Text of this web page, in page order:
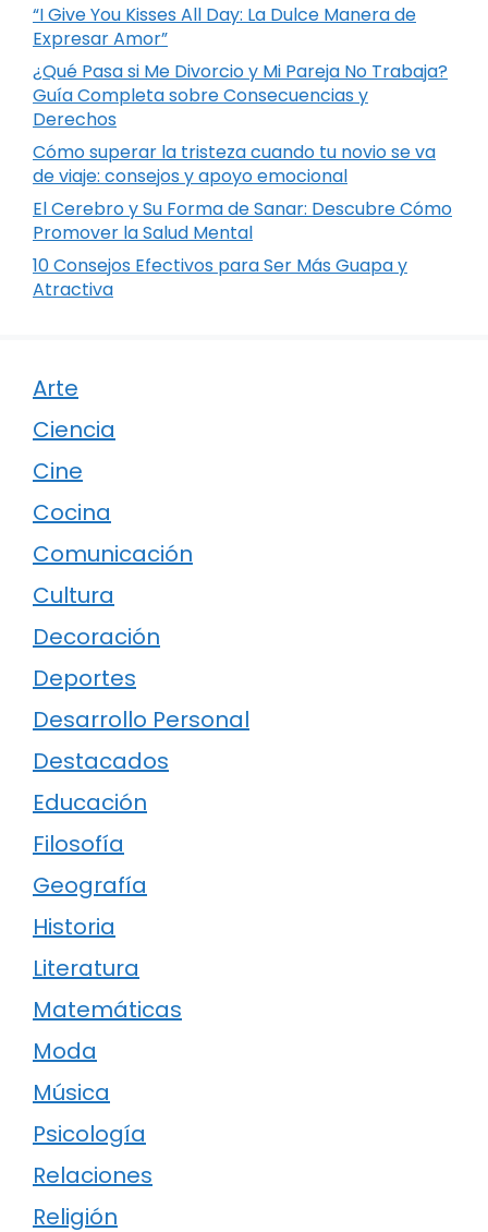
“I Give You Kisses All Day: La Dulce Manera de
Expresar Amor”
¿Qué Pasa si Me Divorcio y Mi Pareja No Trabaja?
Guía Completa sobre Consecuencias y
Derechos
Cómo superar la tristeza cuando tu novio se va
de viaje: consejos y apoyo emocional
El Cerebro y Su Forma de Sanar: Descubre Cómo
Promover la Salud Mental
10 Consejos Efectivos para Ser Más Guapa y
Atractiva
Arte
Ciencia
Cine
Cocina
Comunicación
Cultura
Decoración
Deportes
Desarrollo Personal
Destacados
Educación
Filosofía
Geografía
Historia
Literatura
Matemáticas
Moda
Música
Psicología
Relaciones
Religión